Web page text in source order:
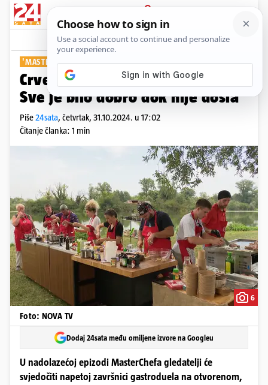
PRIJAVA
Show Komentari
'MASTERCHEF'
Crveni tim u nesuglasici s Doris:
Sve je bilo dobro dok nije došla
Piše24sata, četvrtak, 31.10.2024. u 17:02
Čitanje članka: 1 min
6
Foto: NOVA TV
Dodaj 24sata među omiljene izvore na Googleu
U nadolazećoj epizodi MasterChefa gledatelji će
svjedočiti napetoj završnici gastroduela na otvorenom,